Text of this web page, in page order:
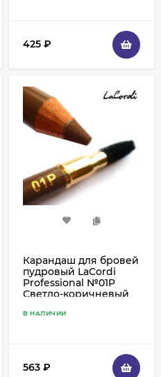
425 ₽
Карандаш для бровей
пудровый LaCordi
Professional №01P
Светло-коричневый
В НАЛИЧИИ
563 ₽